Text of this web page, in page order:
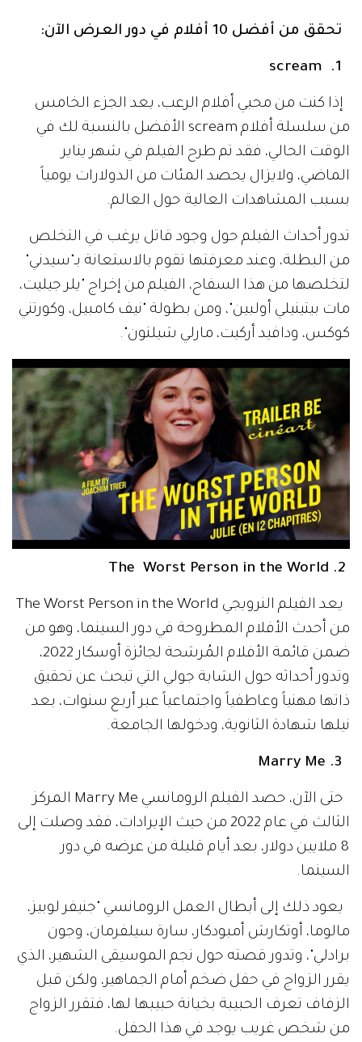
تحقق من أفضل 10 أفلام في دور العرض الآن:
إذا كنت من محبي أفلام الرعب، يعد الجزء الخامس
من سلسلة أفلام scream الأفضل بالنسبة لك في
الوقت الحالي، فقد تم طرح الفيلم في شهر يناير
الماضي، ولايزال يحصد المئات من الدولارات يومياً
بسبب المشاهدات العالية حول العالم.
تدور أحداث الفيلم حول وجود قاتل يرغب في التخلص
من البطلة، وعند معرفتها تقوم بالاستعانة بـ"سيدني"
لتخلصها من هذا السفاح، الفيلم من إخراج "يلر جيليت،
مات بيتينيلي أولبين"، ومن بطولة "نيف كامبيل، وكورتني
كوكس، ودافيد أركيت، مارلي شيلتون".
يعد الفيلم النرويجي The Worst Person in the World
من أحدث الأفلام المطروحة في دور السينما، وهو من
ضمن قائمة الأفلام المُرشحة لجائزة أوسكار 2022،
وتدور أحداثه حول الشابة جولي التي تبحث عن تحقيق
ذاتها مهنياً وعاطفياً واجتماعياً عبر أربع سنوات، بعد
نيلها شهادة الثانوية، ودخولها الجامعة.
حتى الآن، حصد الفيلم الرومانسي Marry Me المركز
الثالث في عام 2022 من حيث الإيرادات، فقد وصلت إلى
8 ملايين دولار، بعد أيام قليلة من عرضه في دور
السينما.
يعود ذلك إلى أبطال العمل الرومانسي "جنيفر لوبيز،
مالوما، أوتكارش أمبودكار، سارة سيلفرمان، وجون
برادلي"، وتدور قصته حول نجم الموسيقى الشهير، الذي
يقرر الزواج في حفل ضخم أمام الجماهير، ولكن قبل
الزفاف تعرف الحبيبة بخيانة حبيبها لها، فتقرر الزواج
من شخص غريب يوجد في هذا الحفل.